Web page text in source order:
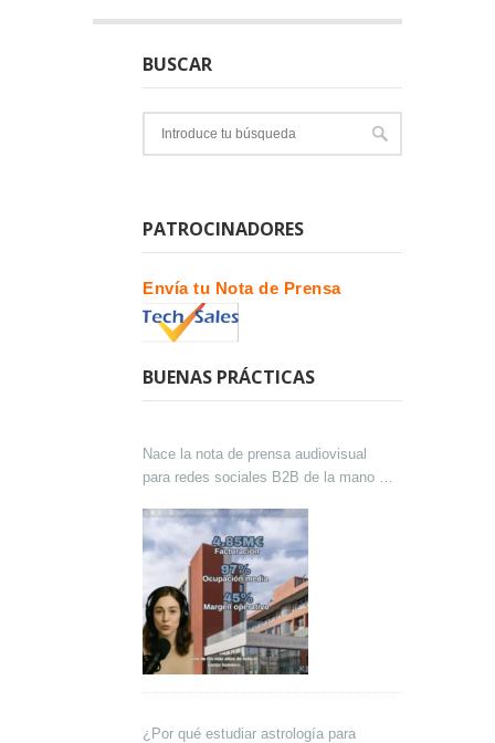
BUSCAR
PATROCINADORES
Envía tu Nota de Prensa
BUENAS PRÁCTICAS
Nace la nota de prensa audiovisual
para redes sociales B2B de la mano de
¿Por qué estudiar astrología para